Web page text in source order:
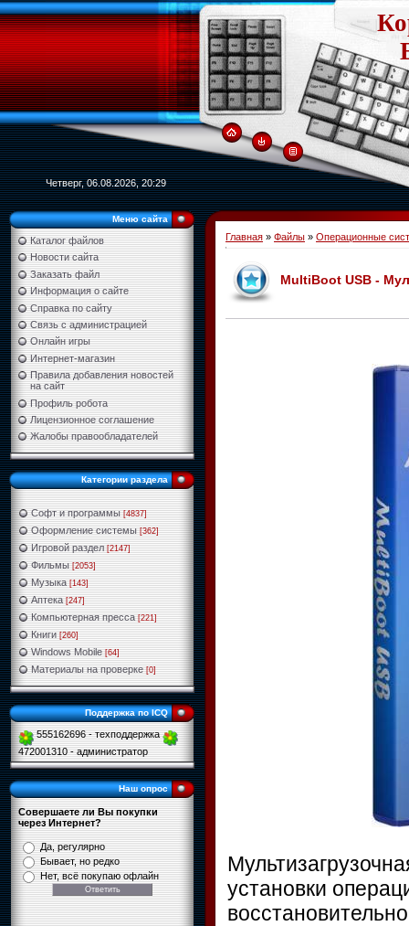
Четверг, 06.08.2026, 20:29
Меню сайта
Каталог файлов
Новости сайта
Заказать файл
Информация о сайте
Справка по сайту
Связь с администрацией
Онлайн игры
Интернет-магазин
Правила добавления новостей
на сайт
Профиль робота
Лицензионное соглашение
Жалобы правообладателей
Категории раздела
Софт и программы [4837]
Оформление системы [362]
Игровой раздел [2147]
Фильмы [2053]
Музыка [143]
Аптека [247]
Компьютерная пресса [221]
Книги [260]
Windows Mobile [64]
Материалы на проверке [0]
Поддержка по ICQ
555162696 - техподдержка
472001310 - администратор
Наш опрос
Совершаете ли Вы покупки
через Интернет?
Да, регулярно
Бывает, но редко
Нет, всё покупаю офлайн
Главная » Файлы » Операционные
MultiBoot USB -
установки